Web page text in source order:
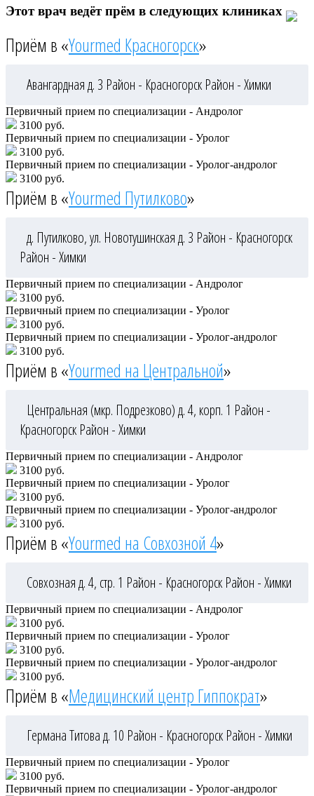
Этот врач ведёт прём в следующих клиниках
Приём в «Yourmed Красногорск»
Авангардная д. 3 Район - Красногорск Район - Химки
Первичный прием по специализации - Андролог
3100 руб.
Первичный прием по специализации - Уролог
3100 руб.
Первичный прием по специализации - Уролог-андролог
3100 руб.
Приём в «Yourmed Путилково»
д. Путилково, ул. Новотушинская д. 3 Район - Красногорск
Район - Химки
Первичный прием по специализации - Андролог
3100 руб.
Первичный прием по специализации - Уролог
3100 руб.
Первичный прием по специализации - Уролог-андролог
3100 руб.
Приём в «Yourmed на Центральной»
Центральная (мкр. Подрезково) д. 4, корп. 1 Район -
Красногорск Район - Химки
Первичный прием по специализации - Андролог
3100 руб.
Первичный прием по специализации - Уролог
3100 руб.
Первичный прием по специализации - Уролог-андролог
3100 руб.
Приём в «Yourmed на Совхозной 4»
Совхозная д. 4, стр. 1 Район - Красногорск Район - Химки
Первичный прием по специализации - Андролог
3100 руб.
Первичный прием по специализации - Уролог
3100 руб.
Первичный прием по специализации - Уролог-андролог
3100 руб.
Приём в «Медицинский центр Гиппократ»
Германа Титова д. 10 Район - Красногорск Район - Химки
Первичный прием по специализации - Уролог
3100 руб.
Первичный прием по специализации - Уролог-андролог